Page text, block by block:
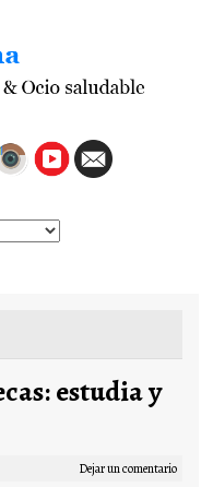
estudia y
Dejar un comentario